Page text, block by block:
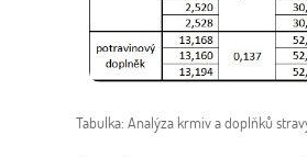
Tabulka: Analýza krmiv a doplňků